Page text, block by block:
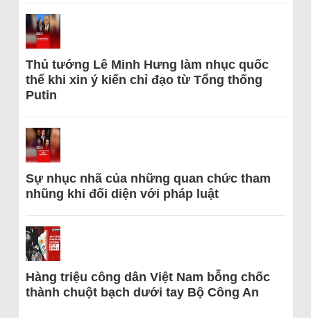
Thủ tướng Lê Minh Hưng làm nhục quốc
thể khi xin ý kiến chỉ đạo từ Tổng thống
Putin
Sự nhục nhã của những quan chức tham
nhũng khi đối diện với pháp luật
Hàng triệu công dân Việt Nam bỗng chốc
thành chuột bạch dưới tay Bộ Công An